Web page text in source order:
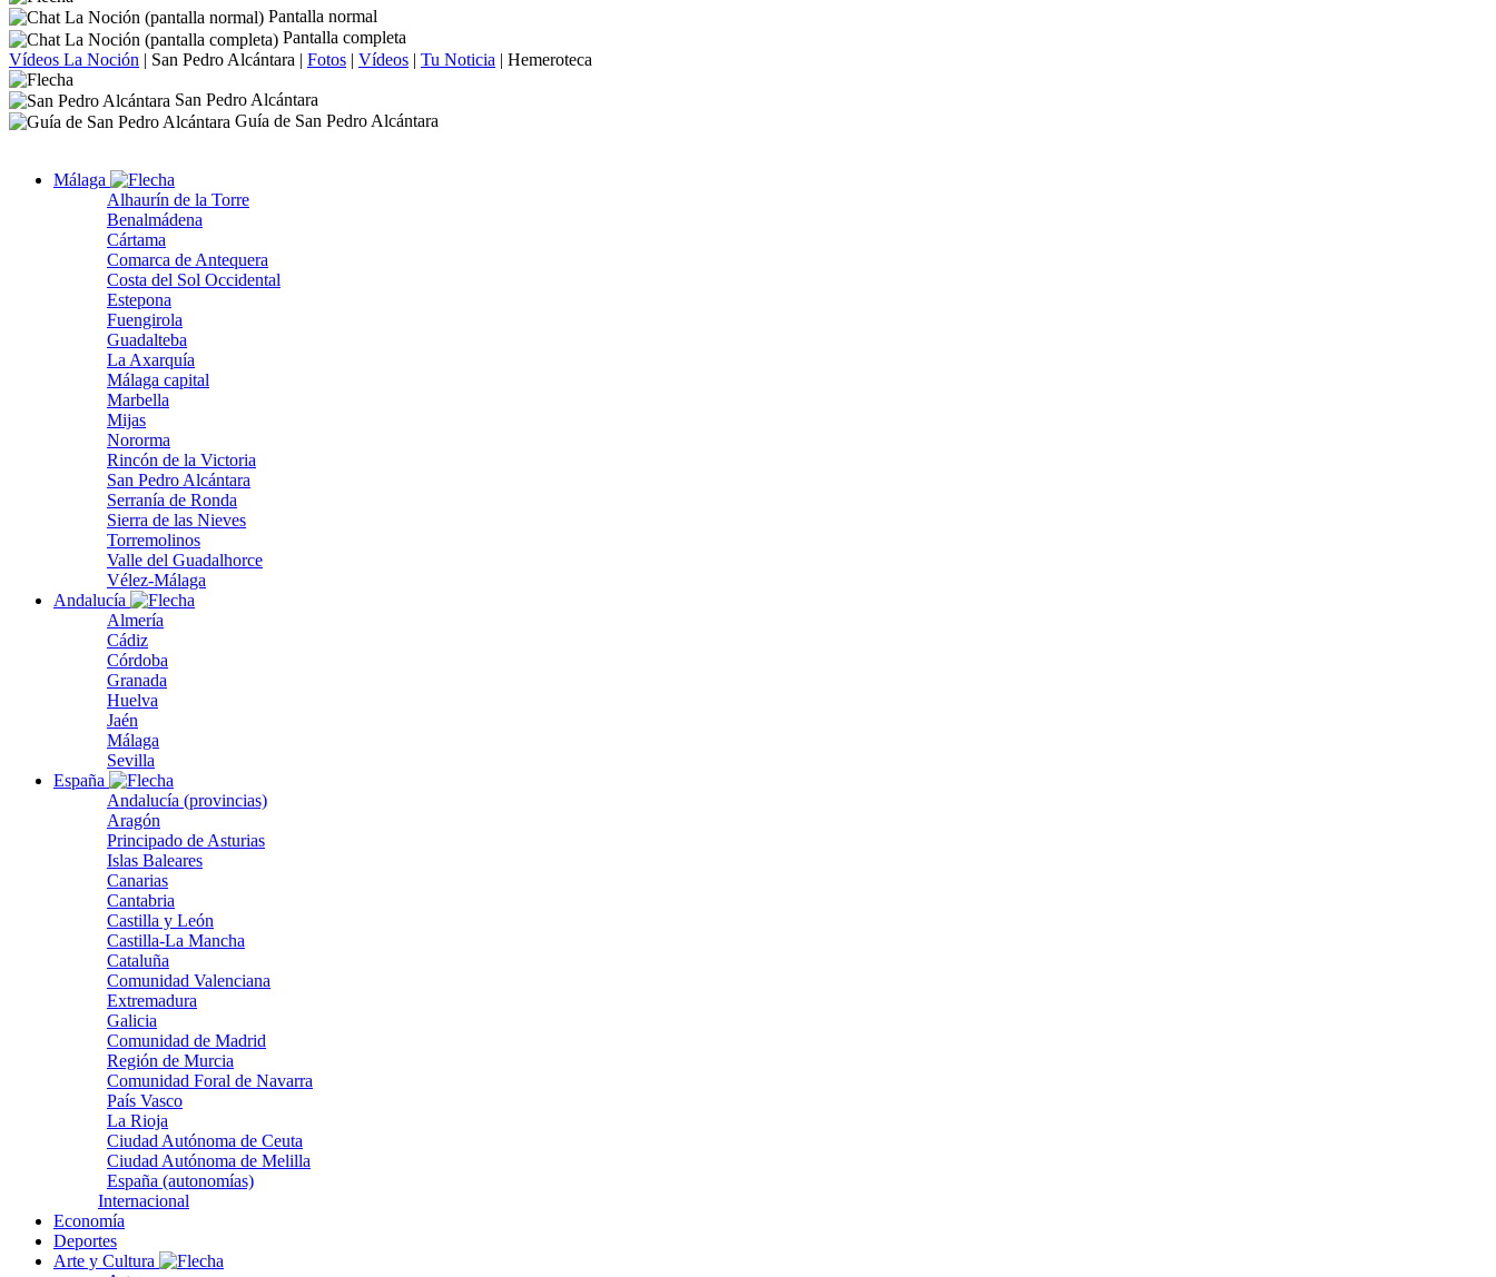
Pantalla normal
Pantalla completa
Vídeos La Noción | San Pedro Alcántara | Fotos | Vídeos | Tu Noticia | Hemeroteca
San Pedro Alcántara
Guía de San Pedro Alcántara
Málaga
Alhaurín de la Torre
Benalmádena
Cártama
Comarca de Antequera
Costa del Sol Occidental
Estepona
Fuengirola
Guadalteba
La Axarquía
Málaga capital
Marbella
Mijas
Nororma
Rincón de la Victoria
San Pedro Alcántara
Serranía de Ronda
Sierra de las Nieves
Torremolinos
Valle del Guadalhorce
Vélez-Málaga
Andalucía
Almería
Cádiz
Córdoba
Granada
Huelva
Jaén
Málaga
Sevilla
España
Andalucía (provincias)
Aragón
Principado de Asturias
Islas Baleares
Canarias
Cantabria
Castilla y León
Castilla-La Mancha
Cataluña
Comunidad Valenciana
Extremadura
Galicia
Comunidad de Madrid
Región de Murcia
Comunidad Foral de Navarra
País Vasco
La Rioja
Ciudad Autónoma de Ceuta
Ciudad Autónoma de Melilla
España (autonomías)
Internacional
Economía
Deportes
Arte y Cultura